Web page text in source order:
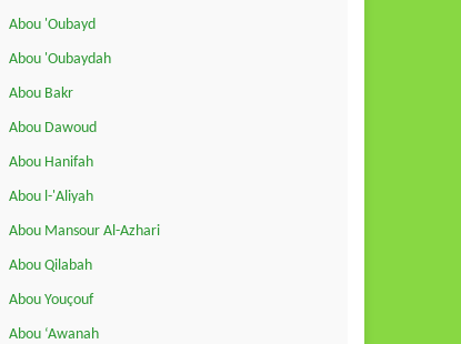
Abou 'Oubayd
Abou 'Oubaydah
Abou Bakr
Abou Dawoud
Abou Hanifah
Abou l-'Aliyah
Abou Mansour Al-Azhari
Abou Qilabah
Abou Youçouf
Abou ‘Awanah